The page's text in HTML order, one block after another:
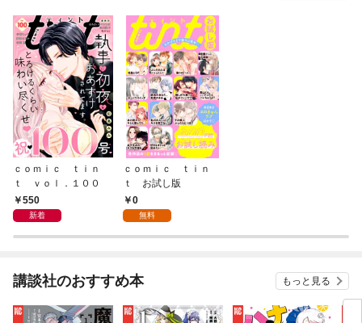
ｃｏｍｉｃ ｔｉｎ
ｔ ｖｏｌ．１００
550
新着
ｃｏｍｉｃ ｔｉｎ
ｔ お試し版
0
無料
講談社のおすすめ本 もっと見る